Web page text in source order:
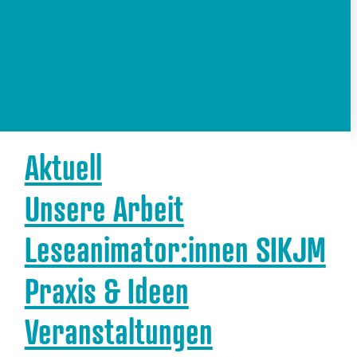
Aktuell
Unsere Arbeit
Leseanimator:innen SIKJM
Praxis & Ideen
Veranstaltungen